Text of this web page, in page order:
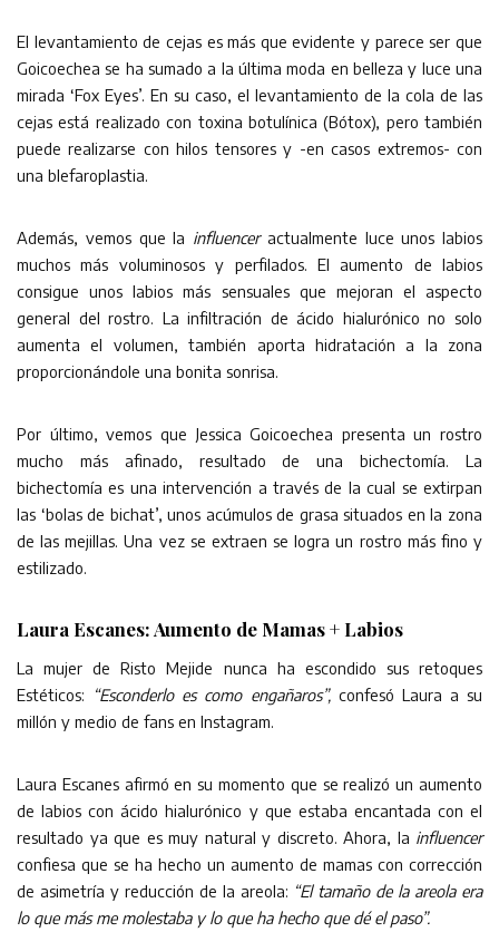
El levantamiento de cejas es más que evidente y parece ser que
Goicoechea se ha sumado a la última moda en belleza y luce una
mirada ‘Fox Eyes’. En su caso, el levantamiento de la cola de las
cejas está realizado con toxina botulínica (Bótox), pero también
puede realizarse con hilos tensores y -en casos extremos- con
una blefaroplastia.
Además, vemos que la influencer actualmente luce unos labios
muchos más voluminosos y perfilados. El aumento de labios
consigue unos labios más sensuales que mejoran el aspecto
general del rostro. La infiltración de ácido hialurónico no solo
aumenta el volumen, también aporta hidratación a la zona
proporcionándole una bonita sonrisa.
Por último, vemos que Jessica Goicoechea presenta un rostro
mucho más afinado, resultado de una bichectomía. La
bichectomía es una intervención a través de la cual se extirpan
las ‘bolas de bichat’, unos acúmulos de grasa situados en la zona
de las mejillas. Una vez se extraen se logra un rostro más fino y
estilizado.
Laura Escanes: Aumento de Mamas + Labios
La mujer de Risto Mejide nunca ha escondido sus retoques
Estéticos:
“Esconderlo es como engañaros”,confesó Laura a su
millón y medio de fans en Instagram.
Laura Escanes afirmó en su momento que se realizó un aumento
de labios con ácido hialurónico y que estaba encantada con el
resultado ya que es muy natural y discreto. Ahora, la influencer
confiesa que se ha hecho un aumento de mamas con corrección
de asimetría y reducción de la areola: “El tamaño de la areola era
lo que más me molestaba y lo que ha hecho que dé el paso”.